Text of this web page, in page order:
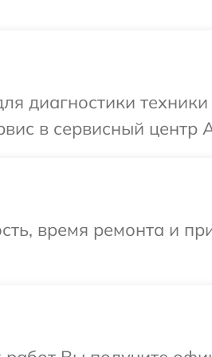
диагностики
в сервисный центр
время ремонта и